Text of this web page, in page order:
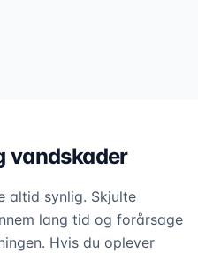
vandskader
altid synlig. Skjulte
lang tid og forårsage
Hvis du oplever